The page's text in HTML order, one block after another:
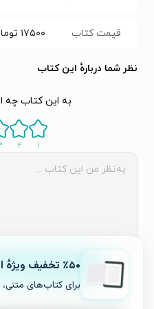
قیمت کتاب ۱۷۵۰۰
نظر شما دربارهٔ این کتاب
به این کتاب چه
۱ ۲
٪۵۰ تخفیف ویژۀ اولین خرید
برای کتاب‌های متنی،